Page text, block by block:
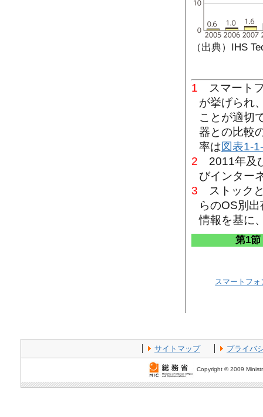
（出典）IHS
1 スマート
が挙げられ
ことが適切
器との比較
率は図表1-
2 2011年及
びインター
3 ストック
らのOS別
情報を基に
第1
スマートフ
サイトマップ プライバ
Copyright © 2009